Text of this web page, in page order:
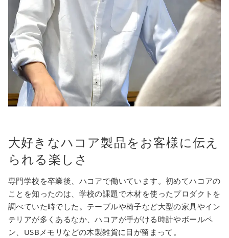
大好きなハコア製品をお客様に伝え
られる楽しさ
専門学校を卒業後、ハコアで働いています。初めてハコアの
ことを知ったのは、学校の課題で木材を使ったプロダクトを
調べていた時でした。テーブルや椅子など大型の家具やイン
テリアが多くあるなか、ハコアが手がける時計やボールペ
ン、USBメモリなどの木製雑貨に目が留まって。